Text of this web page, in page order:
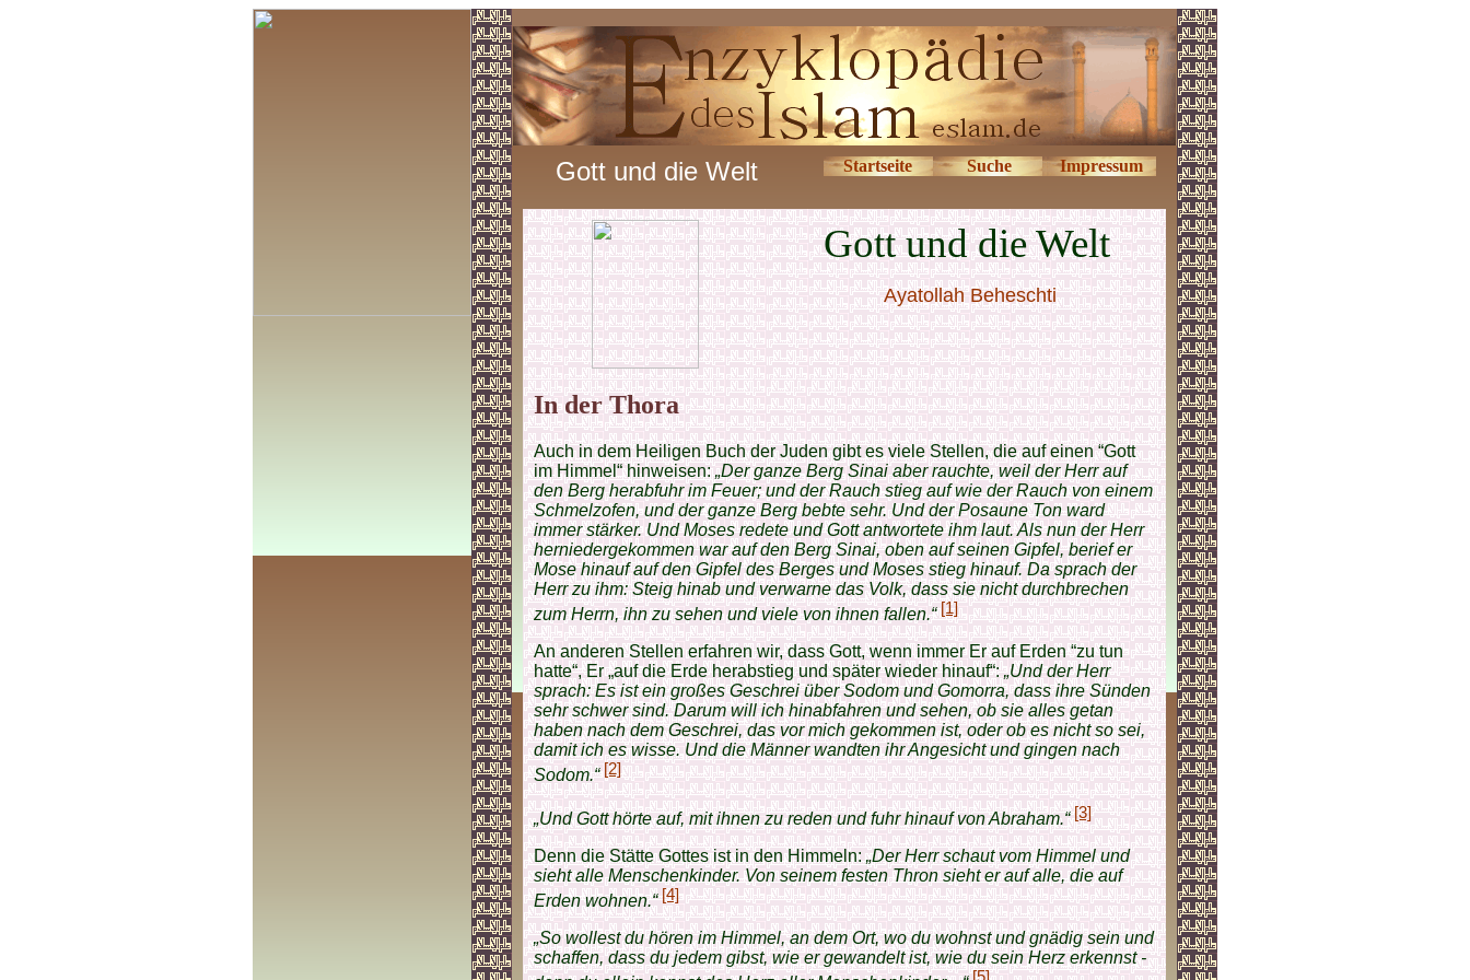
Gott und die Welt Startseite Suche Impressum
Gott und die Welt
Ayatollah Beheschti
In der Thora
Auch in dem Heiligen Buch der Juden gibt es viele Stellen, die auf einen “Gott
im Himmel“ hinweisen:„Der ganze Berg Sinai aber rauchte, weil der Herr auf
den Berg herabfuhr im Feuer; und der Rauch stieg auf wie der Rauch von einem
Schmelzofen, und der ganze Berg bebte sehr. Und der Posaune Ton ward
immer stärker. Und Moses redete und Gott antwortete ihm laut. Als nun der Herr
herniedergekommen war auf den Berg Sinai, oben auf seinen Gipfel, berief er
Mose hinauf auf den Gipfel des Berges und Moses stieg hinauf. Da sprach der
Herr zu ihm: Steig hinab und verwarne das Volk, dass sie nicht durchbrechen
zum Herrn, ihn zu sehen und viele von ihnen fallen.“ [1]
An anderen Stellen erfahren wir, dass Gott, wenn immer Er auf Erden “zu tun
hatte“, Er „auf die Erde herabstieg und später wieder hinauf“:„Und der Herr
sprach: Es ist ein großes Geschrei über Sodom und Gomorra, dass ihre Sünden
sehr schwer sind. Darum will ich hinabfahren und sehen, ob sie alles getan
haben nach dem Geschrei, das vor mich gekommen ist, oder ob es nicht so sei,
damit ich es wisse. Und die Männer wandten ihr Angesicht und gingen nach
Sodom.“[2]
„Und Gott hörte auf, mit ihnen zu reden und fuhr hinauf von Abraham.“ [3]
Denn die Stätte Gottes ist in den Himmeln:„Der Herr schaut vom Himmel und
sieht alle Menschenkinder. Von seinem festen Thron sieht er auf alle, die auf
Erden wohnen.“ [4]
„So wollest du hören im Himmel, an dem Ort, wo du wohnst und gnädig sein und
schaffen, dass du jedem gibst, wie er gewandelt ist, wie du sein Herz erkennst -